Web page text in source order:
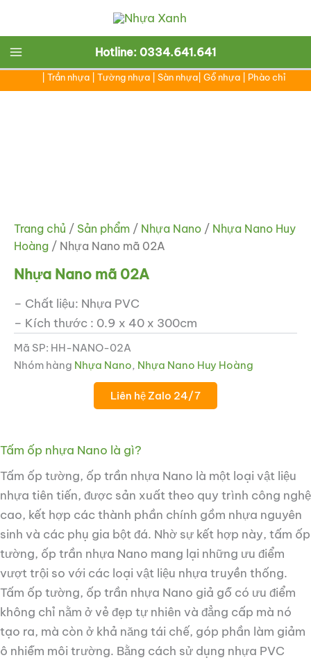
nội
dung
Main
Menu
Hotline: 0334.641.641
Trần nhựa| Tường nhựa| Sàn nhựa| Gỗ nhựa| Phào chỉ
Trang chủ / Sản phẩm / Nhựa Nano / Nhựa Nano Huy
Hoàng / Nhựa Nano mã 02A
Nhựa Nano mã 02A
– Chất liệu: Nhựa PVC
– Kích thước : 0.9 x 40 x 300cm
Mã SP: HH-NANO-02A
Nhóm hàng Nhựa Nano, Nhựa Nano Huy Hoàng
Liên hệ Zalo 24/7
Tấm ốp nhựa Nano là gì?
Tấm ốp tường, ốp trần nhựa Nano là một loại vật liệu
nhựa tiên tiến, được sản xuất theo quy trình công nghệ
cao, kết hợp các thành phần chính gồm nhựa nguyên
sinh và các phụ gia bột đá. Nhờ sự kết hợp này, tấm ốp
tường, ốp trần nhựa Nano mang lại những ưu điểm
vượt trội so với các loại vật liệu nhựa truyền thống.
Tấm ốp tường, ốp trần nhựa Nano giả gỗ có ưu điểm
không chỉ nằm ở vẻ đẹp tự nhiên và đẳng cấp mà nó
tạo ra, mà còn ở khả năng tái chế, góp phần làm giảm
ô nhiễm môi trường. Bằng cách sử dụng nhựa PVC